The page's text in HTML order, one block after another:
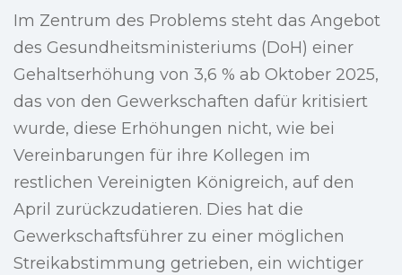
Im Zentrum des Problems steht das Angebot
des Gesundheitsministeriums (DoH) einer
Gehaltserhöhung von 3,6 % ab Oktober 2025,
das von den Gewerkschaften dafür kritisiert
wurde, diese Erhöhungen nicht, wie bei
Vereinbarungen für ihre Kollegen im
restlichen Vereinigten Königreich, auf den
April zurückzudatieren. Dies hat die
Gewerkschaftsführer zu einer möglichen
Streikabstimmung getrieben, ein wichtiger